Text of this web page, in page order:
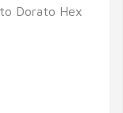
Dorato Hex